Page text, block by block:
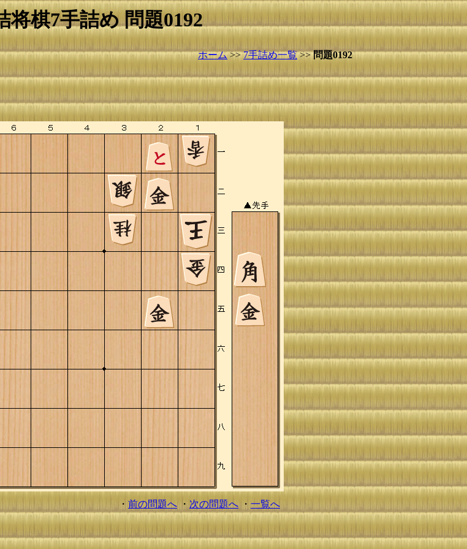
将棋7手詰め 問題0192
ホーム>>7手詰め一覧>>問題0192
・ 前の問題へ・次の問題へ ・ 一覧へ